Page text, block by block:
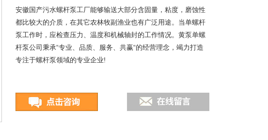
安徽国产污水螺杆泵工厂能够输送大部分含固量，粘度，磨蚀性
都比较大的介质，在其它农林牧副渔业也有广泛用途。当单螺杆
泵工作时，应检查压力、温度和机械轴封的工作情况。黄泵单螺
杆泵公司秉承“专业、品质、服务、共赢“的经营理念，竭力打造
专注于螺杆泵领域的专业企业!